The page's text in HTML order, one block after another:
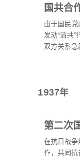
国共合
由于国民
发动“清共”
双方关系急
1937年
第二次
在抗日战
作，共同